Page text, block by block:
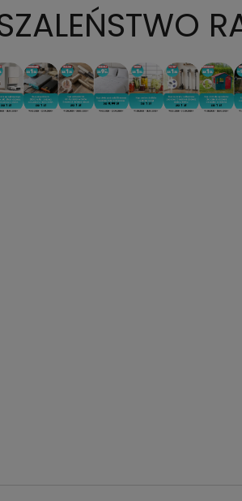
ODKURZACZODKURZACZ
PROMOCJA: ODKURZACZ
PROMOCJA: ODKURZACZ
PROMOCJA: ODKURZACZ
PROMOCJA: ODKURZACZ
PROMOCJA: